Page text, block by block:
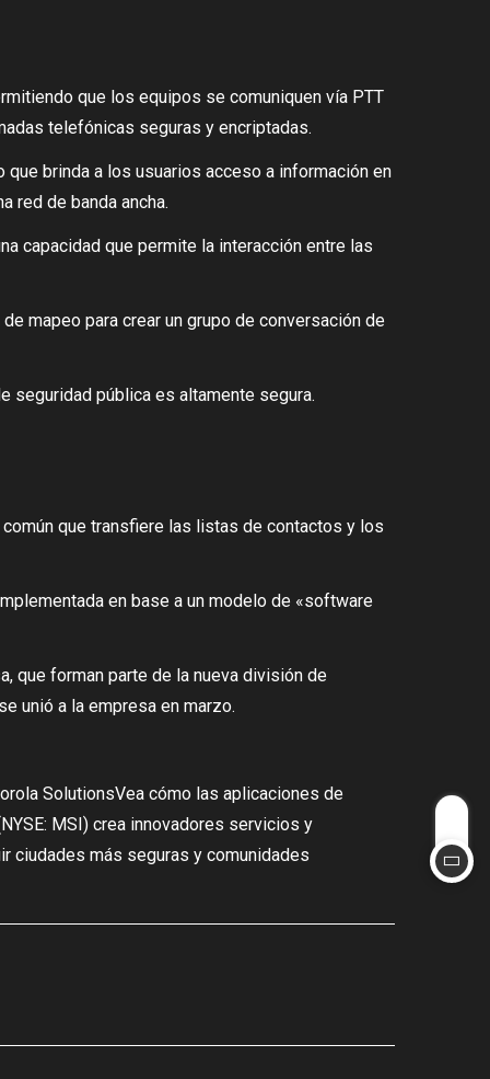
que los equipos se comuniquen vía PTT
telefónicas seguras y encriptadas.
brinda a los usuarios acceso a información en
red de banda ancha.
capacidad que permite la interacción entre las
mapeo para crear un grupo de conversación de
seguridad pública es altamente segura.
que transfiere las listas de contactos y los
en base a un modelo de «software
que forman parte de la nueva división de
unió a la empresa en marzo.
SolutionsVea cómo las aplicaciones de
MSI) crea innovadores servicios y
ciudades más seguras y comunidades